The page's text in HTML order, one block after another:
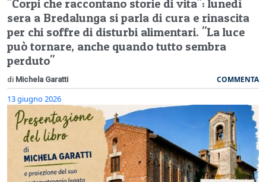
"Corpi che raccontano storie di vita": lunedì
sera a Bredalunga si parla di cura e rinascita
per chi soffre di disturbi alimentari. "La luce
può tornare, anche quando tutto sembra
perduto"
di Michela Garatti COMMENTA
13 giugno 2026